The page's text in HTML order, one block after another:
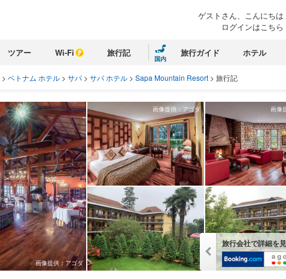
ゲストさん、こんにちは
ログインはこちら
ツアー Wi-Fi 旅行記
国内
旅行ガイド ホテル
> ベトナム ホテル > サパ > サパ ホテル > Sapa Mountain Resort > 旅行記
画像提供：アゴダ
画像提供：アゴダ 画像
旅行会社で詳細を